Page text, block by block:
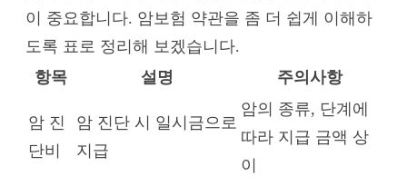
이 중요합니다. 암보험 약관을 좀 더 쉽게 이해하
도록 표로 정리해 보겠습니다.
항목
설명 주의사항
암 진
단비
암 진단 시 일시금으로
지급
암의 종류, 단계에
따라 지급 금액 상
이